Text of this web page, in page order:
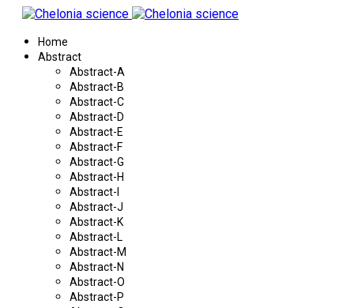
Home
Abstract
Abstract-A
Abstract-B
Abstract-C
Abstract-D
Abstract-E
Abstract-F
Abstract-G
Abstract-H
Abstract-I
Abstract-J
Abstract-K
Abstract-L
Abstract-M
Abstract-N
Abstract-O
Abstract-P